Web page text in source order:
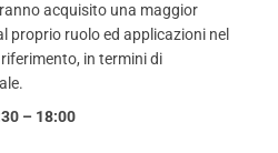
acquisito una maggior
proprio ruolo ed applicazioni nel
in termini di
– 18:00